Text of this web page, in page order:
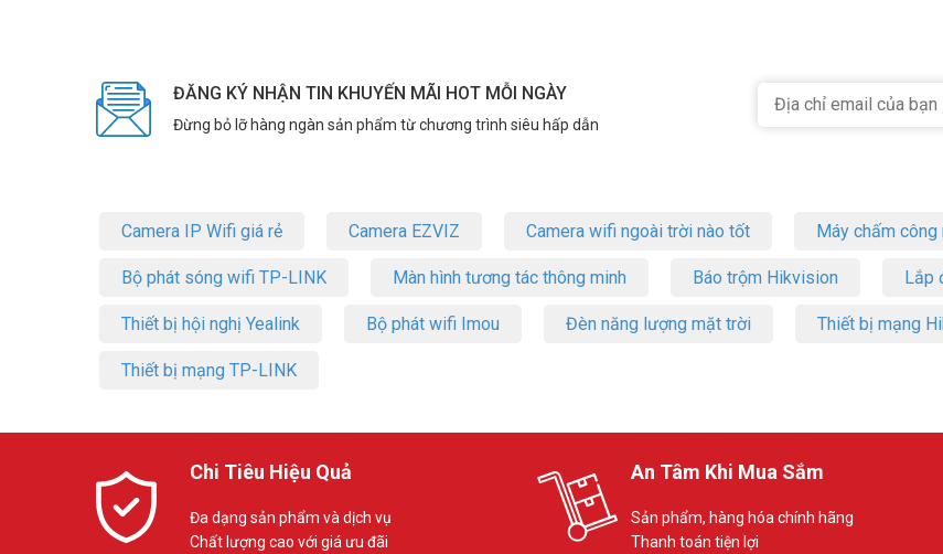
ĐĂNG KÝ NHẬN TIN KHUYẾN MÃI HOT MỖI NGÀY
Đừng bỏ lỡ hàng ngàn sản phẩm từ chương trình siêu hấp dẫn
Camera IP Wifi giá rẻ Camera EZVIZ Camera wifi ngoài trời nào tốt Máy chấm công
Bộ phát sóng wifi TP-LINK Màn hình tương tác thông minh Báo trộm Hikvision Lắp
Thiết bị hội nghị Yealink Bộ phát wifi Imou Đèn năng lượng mặt trời Thiết bị mạng
Thiết bị mạng TP-LINK
Chi Tiêu Hiệu Quả
Đa dạng sản phẩm và dịch vụ
Chất lượng cao với giá ưu đãi
An Tâm Khi Mua Sắm
Sản phẩm, hàng hóa chính hãng
Thanh toán tiện lợi